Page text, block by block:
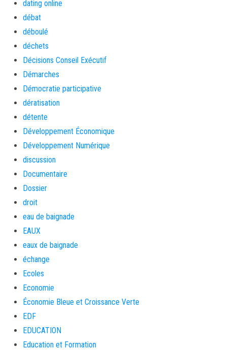
dating online
débat
déboulé
déchets
Décisions Conseil Exécutif
Démarches
Démocratie participative
dératisation
détente
Développement Économique
Développement Numérique
discussion
Documentaire
Dossier
droit
eau de baignade
EAUX
eaux de baignade
échange
Ecoles
Economie
Économie Bleue et Croissance Verte
EDF
EDUCATION
Education et Formation